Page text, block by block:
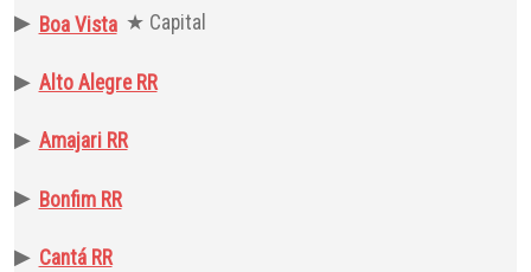
▶ Boa Vista ★ Capital
▶ Alto Alegre RR
▶ Amajari RR
▶ Bonfim RR
▶ Cantá RR